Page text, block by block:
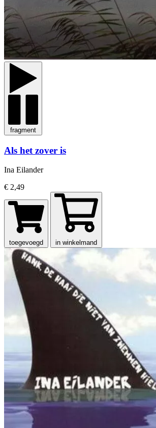
fragment
Als het zover is
Ina Eilander
€ 2,49
toegevoegd in winkelmand